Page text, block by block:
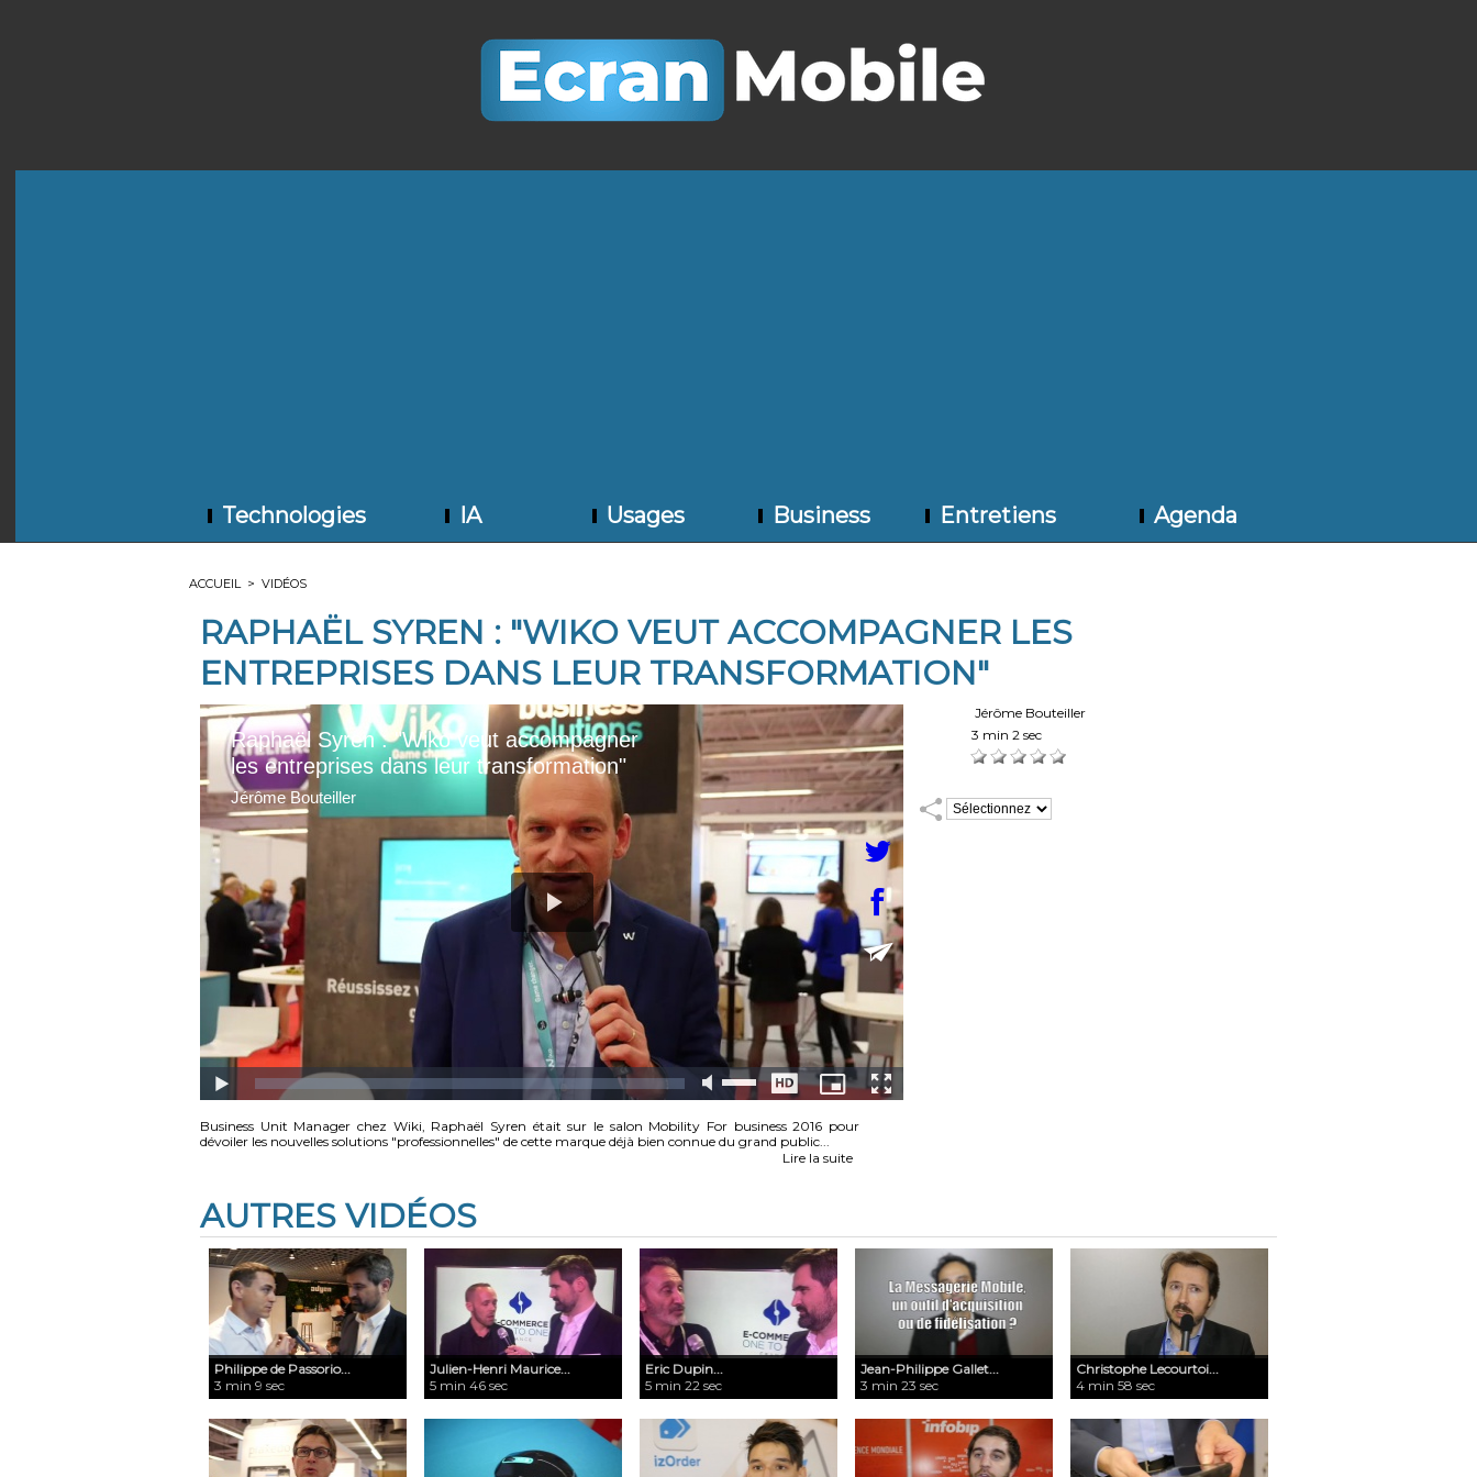
Technologies IA Usages Business Entretiens Agenda
ACCUEIL > VIDÉOS
RAPHAËL SYREN : "WIKO VEUT ACCOMPAGNER LES
ENTREPRISES DANS LEUR TRANSFORMATION"
Jérôme Bouteiller
3 min 2 sec
Business Unit Manager chez Wiki, Raphaël Syren était sur le salon Mobility For business 2016 pour
dévoiler les nouvelles solutions "professionnelles" de cette marque déjà bien connue du grand public...
Lire la suite
AUTRES VIDÉOS
Philippe de Passorio...
3 min 9 sec
Julien-Henri Maurice...
5 min 46 sec
Eric Dupin...
5 min 22 sec
Jean-Philippe Gallet...
3 min 23 sec
Christophe Lecourtoi...
4 min 58 sec